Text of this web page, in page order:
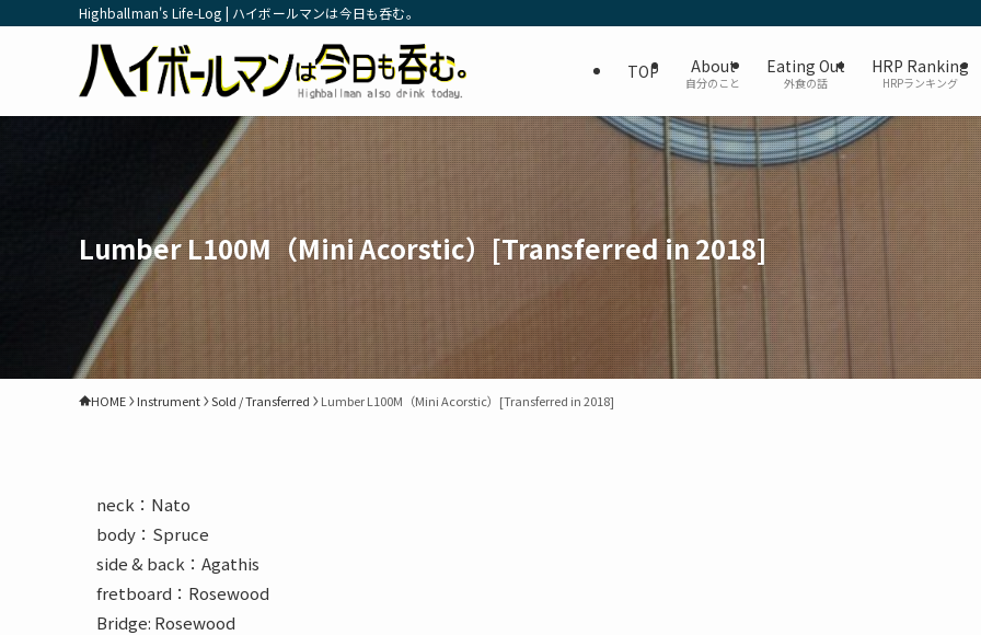
Highballman's Life-Log | ハイボールマンは今日も呑む。
TOP About
自分のこと
Eating Out
外食の話
HRP Ranking
HRPランキング
Lumber L100M（Mini Acorstic）[Transferred in 2018]
HOME Instrument Sold / Transferred Lumber L100M（Mini Acorstic）[Transferred in 2018]
neck：Nato
body：Spruce
side & back：Agathis
fretboard：Rosewood
Bridge: Rosewood